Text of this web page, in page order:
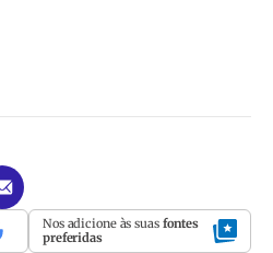
Nos adicione às suas fontes
preferidas